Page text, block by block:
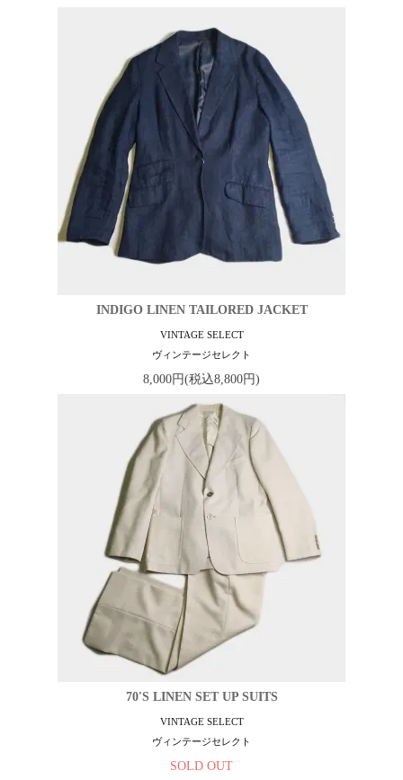
INDIGO LINEN TAILORED JACKET
VINTAGE SELECT
ヴィンテージセレクト
8,000円(税込8,800円)
70'S LINEN SET UP SUITS
VINTAGE SELECT
ヴィンテージセレクト
SOLD OUT